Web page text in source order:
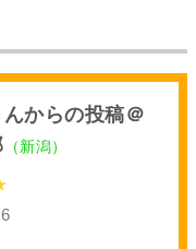
んからの投稿＠
（新潟）